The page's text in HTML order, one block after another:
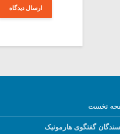
نخست
گفتگوی هارمونیک